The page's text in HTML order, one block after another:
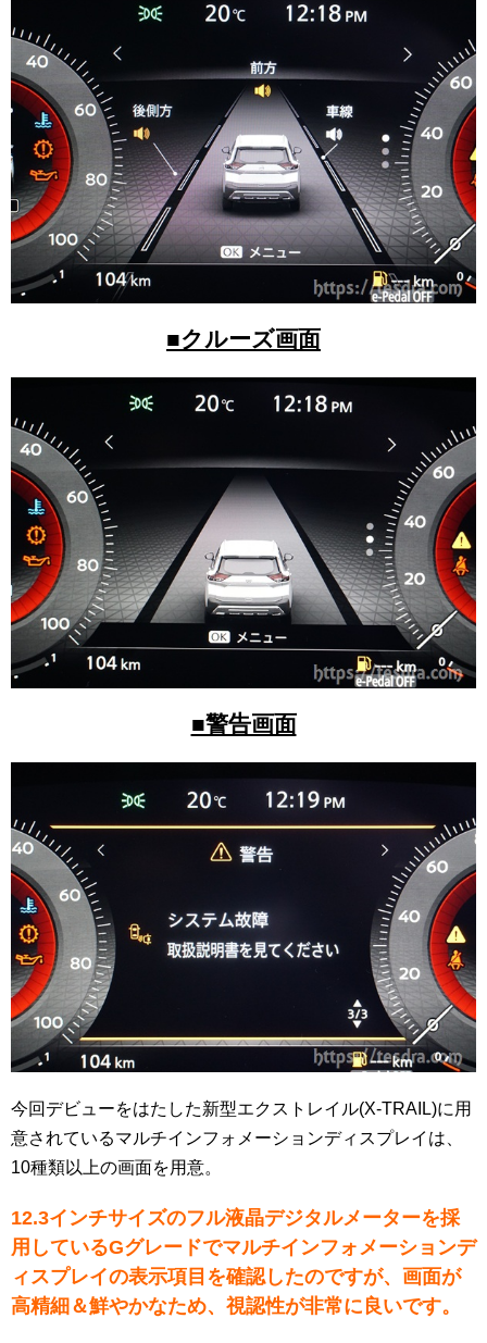
■クルーズ画面
■警告画面
今回デビューをはたした新型エクストレイル(X-TRAIL)に用
意されているマルチインフォメーションディスプレイは、
10種類以上の画面を用意。
12.3インチサイズのフル液晶デジタルメーターを採
用しているGグレードでマルチインフォメーションデ
ィスプレイの表示項目を確認したのですが、画面が
高精細＆鮮やかなため、視認性が非常に良いです。